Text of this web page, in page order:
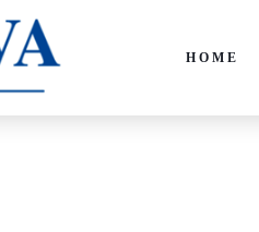
HOME